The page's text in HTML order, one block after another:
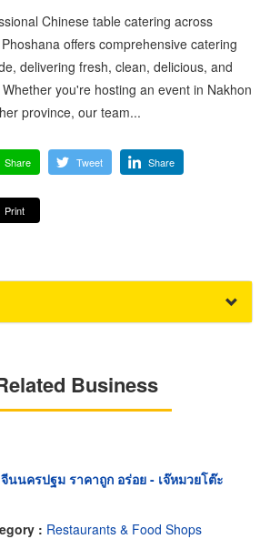
Chinese table catering across
offers comprehensive catering
delivering fresh, clean, delicious, and
you're hosting an event in Nakhon
province, our team...
Share Tweet Share
Print
Business
นนครปฐม ราคาถูก อร่อย - เจ๊หมวยโต๊ะ
: Restaurants & Food Shops